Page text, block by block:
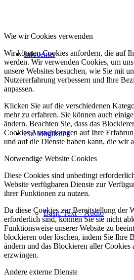
Infocenter
Für Mitglieder
Basic Text – Audio
Wie wir Cookies verwenden
Wir können Cookies anfordern, die auf
werden. Wir verwenden Cookies, um
unsere Websites besuchen, wie Sie mit
Nutzererfahrung verbessern und Ihre
anpassen.
Klicken Sie auf die verschiedenen
mehr zu erfahren. Sie können auch
ändern. Beachten Sie, dass das
Cookies Auswirkungen auf Ihre
und auf die Dienste haben kann, die wir
Notwendige Website Cookies
Diese Cookies sind unbedingt
Website verfügbaren Dienste zur
ihrer Funktionen zu nutzen.
Da diese Cookies zur Bereitstellung der
erforderlich sind, können Sie sie nicht
Funktionsweise unserer Website zu
blockieren oder löschen, indem Sie Ihre
ändern und das Blockieren aller Cookies
erzwingen.
Andere externe Dienste